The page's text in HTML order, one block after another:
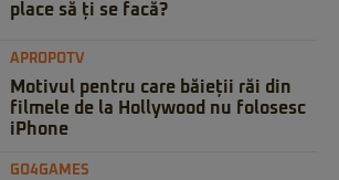
place să ți se facă?
APROPOTV
Motivul pentru care băieții răi din
filmele de la Hollywood nu folosesc
iPhone
GO4GAMES